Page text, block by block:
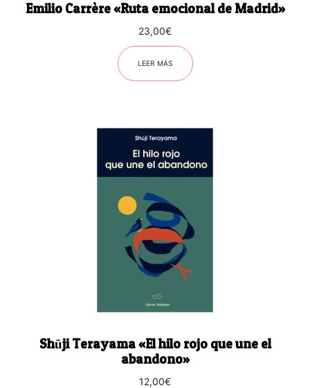
Emilio Carrère «Ruta emocional de Madrid»
23,00€
LEER MÁS
Shūji Terayama «El hilo rojo que une el
abandono»
12,00€